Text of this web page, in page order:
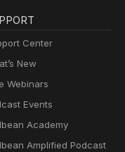
Center
New
Webinars
Events
Academy
Amplified Podcast